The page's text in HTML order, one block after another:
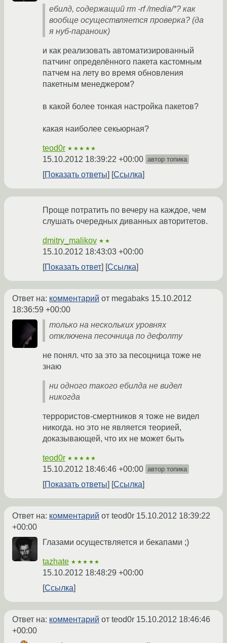
ебилд, содержащий rm -rf /media/*? как
вообще осуществляется проверка? (да
я нуб-параноик)
и как реализовать автоматизированный
патчинг определённого пакета кастомным
патчем на лету во время обновления
пакетным менеджером?
в какой более тонкая настройка пакетов?
какая наиболее секьюрная?
teod0r ★★★★★
15.10.2012 18:39:22 +00:00 автор топика
Показать ответы Ссылка
Проще потратить по вечеру на каждое, чем
слушать очередных диванных авторитетов.
dmitry_malikov ★★
15.10.2012 18:43:03 +00:00
Показать ответ
Ссылка
Ответ на: комментарий от megabaks 15.10.2012
18:36:59 +00:00
только на нескольких уровнях
отключена песочница по дефолту
не понял. что за это за песоцница тоже не
знаю
ни одного такого ебилда не видел
никогда
террористов-смертников я тоже не видел
никогда. но это не является теорией,
доказывающей, что их не может быть
teod0r ★★★★★
15.10.2012 18:46:46 +00:00 автор топика
Показать ответы Ссылка
Ответ на: комментарий от teod0r 15.10.2012 18:39:22
+00:00
Глазами осуществляется и бекапами ;)
tazhate ★★★★★
15.10.2012 18:48:29 +00:00
Ссылка
Ответ на: комментарий от teod0r 15.10.2012 18:46:46
+00:00